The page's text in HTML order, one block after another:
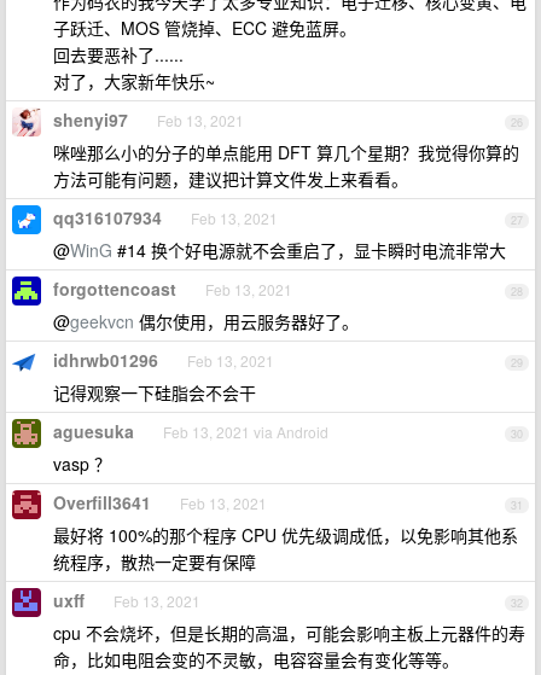
子跃迁、MOS 管烧掉、ECC 避免蓝屏。
回去要恶补了......
对了，大家新年快乐~
26
shenyi97 Feb 13, 2021
咪唑那么小的分子的单点能用 DFT 算几个星期？我觉得你算的
方法可能有问题，建议把计算文件发上来看看。
27
qq316107934 Feb 13, 2021
@WinG #14 换个好电源就不会重启了，显卡瞬时电流非常大
28
forgottencoast Feb 13, 2021
@geekvcn 偶尔使用，用云服务器好了。
29
idhrwb01296 Feb 13, 2021
记得观察一下硅脂会不会干
30
aguesuka Feb 13, 2021 via Android
vasp ？
31
Overfill3641 Feb 13, 2021
最好将 100%的那个程序 CPU 优先级调成低，以免影响其他系
统程序，散热一定要有保障
32
uxff Feb 13, 2021
cpu 不会烧坏，但是长期的高温，可能会影响主板上元器件的寿
命，比如电阻会变的不灵敏，电容容量会有变化等等。